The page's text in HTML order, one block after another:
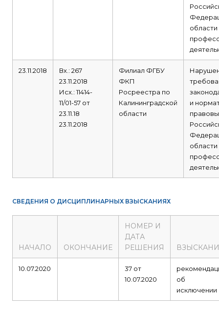
области
23.11.2018
Вх.: 267
23.11.2018
Исх.: 11414-
11/01-57 от
23.11.18
23.11.2018
Филиал ФГБУ
ФКП
Росреестра по
Калининградской
области
и
области
СВЕДЕНИЯ О ДИСЦИПЛИНАРНЫХ ВЗЫСКАНИЯХ
НАЧАЛО ОКОНЧАНИЕ
НОМЕР И
ДАТА
РЕШЕНИЯ
10.07.2020
37 от
10.07.2020
об
исключении